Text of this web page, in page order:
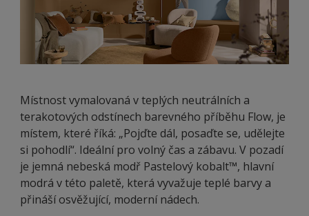
Místnost vymalovaná v teplých neutrálních a
terakotových odstínech barevného příběhu Flow, je
místem, které říká: „Pojďte dál, posaďte se, udělejte
si pohodlí“. Ideální pro volný čas a zábavu. V pozadí
je jemná nebeská modř Pastelový kobalt™, hlavní
modrá v této paletě, která vyvažuje teplé barvy a
přináší osvěžující, moderní nádech.